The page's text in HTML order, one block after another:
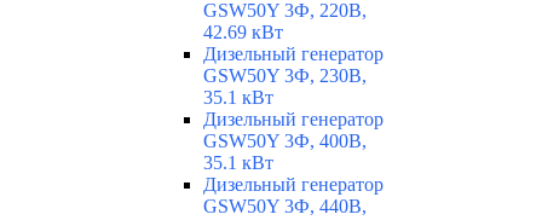
GSW50Y 3Ф, 220В,
42.69 кВт
Дизельный генератор
GSW50Y 3Ф, 230В,
35.1 кВт
Дизельный генератор
GSW50Y 3Ф, 400В,
35.1 кВт
Дизельный генератор
GSW50Y 3Ф, 440В,